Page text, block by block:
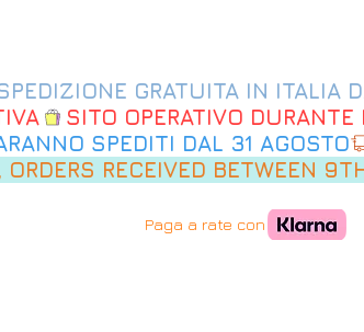
SPEDITI DAL 31 AGOSTO
RECEIVED BETWEEN
Paga a rate con